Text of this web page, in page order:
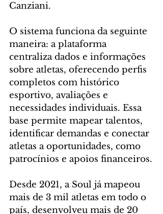
Canziani.
O sistema funciona da seguinte
maneira: a plataforma
centraliza dados e informações
sobre atletas, oferecendo perfis
completos com histórico
esportivo, avaliações e
necessidades individuais. Essa
base permite mapear talentos,
identificar demandas e conectar
atletas a oportunidades, como
patrocínios e apoios financeiros.
Desde 2021, a Soul já mapeou
mais de 3 mil atletas em todo o
país, desenvolveu mais de 20